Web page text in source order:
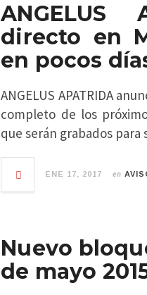
ANGELUS
directo en
en pocos
ANGELUS APATRIDA
completo de los
que serán grabados
ENE 17, 2017 en
Nuevo
de mayo